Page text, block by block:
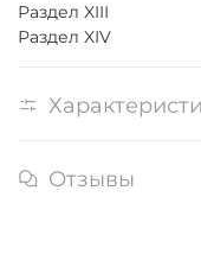
Раздел XIII
Раздел XIV
Отзывы